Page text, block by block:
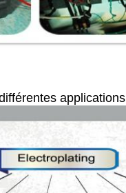
applications